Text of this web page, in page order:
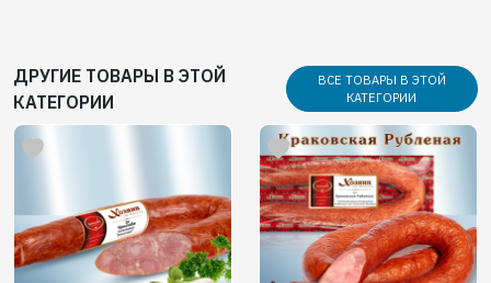
ДРУГИЕ ТОВАРЫ В ЭТОЙ
КАТЕГОРИИ
ВСЕ ТОВАРЫ В ЭТОЙ
КАТЕГОРИИ